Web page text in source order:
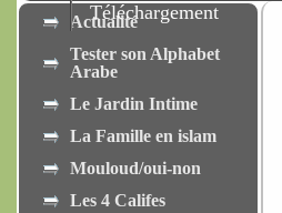
Téléchargement
Actualité
Tester son Alphabet
Arabe
Le Jardin Intime
La Famille en islam
Mouloud/oui-non
Les 4 Califes